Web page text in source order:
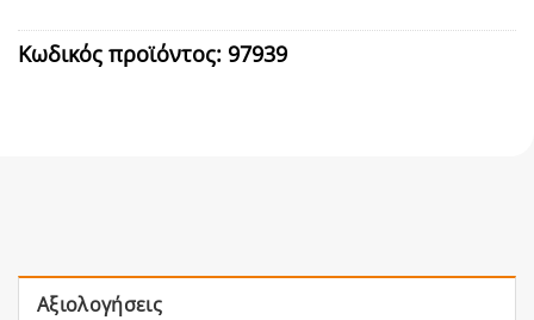
Κωδικός προϊόντος: 97939
Αξιολογήσεις